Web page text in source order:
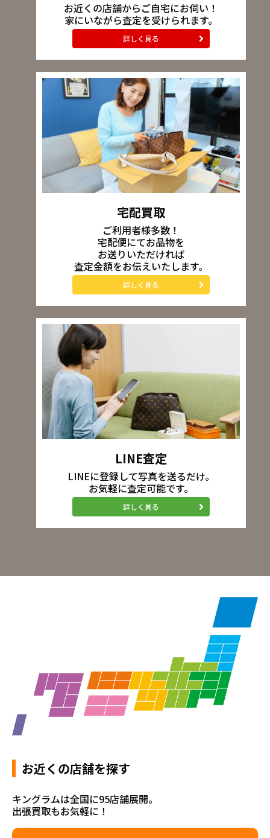
お近くの店舗からご自宅にお伺い！
家にいながら査定を受けられます。
詳しく見る
宅配買取
ご利用者様多数！
宅配便にてお品物を
お送りいただければ
査定金額をお伝えいたします。
詳しく見る
LINE査定
LINEに登録して写真を送るだけ。
お気軽に査定可能です。
詳しく見る
お近くの店舗を探す
キングラムは全国に95店舗展開。
出張買取もお気軽に！